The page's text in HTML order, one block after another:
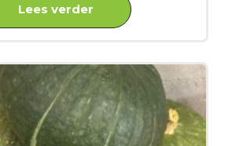
Lees verder